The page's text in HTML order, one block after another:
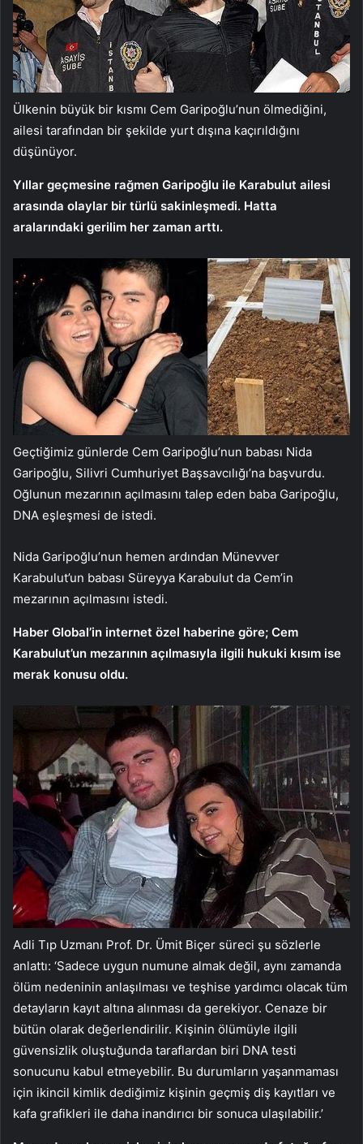
Ülkenin büyük bir kısmı Cem Garipoğlu’nun ölmediğini,
ailesi tarafından bir şekilde yurt dışına kaçırıldığını
düşünüyor.
Yıllar geçmesine rağmen Garipoğlu ile Karabulut ailesi
arasında olaylar bir türlü sakinleşmedi. Hatta
aralarındaki gerilim her zaman arttı.
Geçtiğimiz günlerde Cem Garipoğlu’nun babası Nida
Garipoğlu, Silivri Cumhuriyet Başsavcılığı’na başvurdu.
Oğlunun mezarının açılmasını talep eden baba Garipoğlu,
DNA eşleşmesi de istedi.
Nida Garipoğlu’nun hemen ardından Münevver
Karabulut’un babası Süreyya Karabulut da Cem’in
mezarının açılmasını istedi.
Haber Global’in internet özel haberine göre; Cem
Karabulut’un mezarının açılmasıyla ilgili hukuki kısım ise
merak konusu oldu.
Adli Tıp Uzmanı Prof. Dr. Ümit Biçer süreci şu sözlerle
anlattı: ‘Sadece uygun numune almak değil, aynı zamanda
ölüm nedeninin anlaşılması ve teşhise yardımcı olacak tüm
detayların kayıt altına alınması da gerekiyor. Cenaze bir
bütün olarak değerlendirilir. Kişinin ölümüyle ilgili
güvensizlik oluştuğunda taraflardan biri DNA testi
sonucunu kabul etmeyebilir. Bu durumların yaşanmaması
için ikincil kimlik dediğimiz kişinin geçmiş diş kayıtları ve
kafa grafikleri ile daha inandırıcı bir sonuca ulaşılabilir.’